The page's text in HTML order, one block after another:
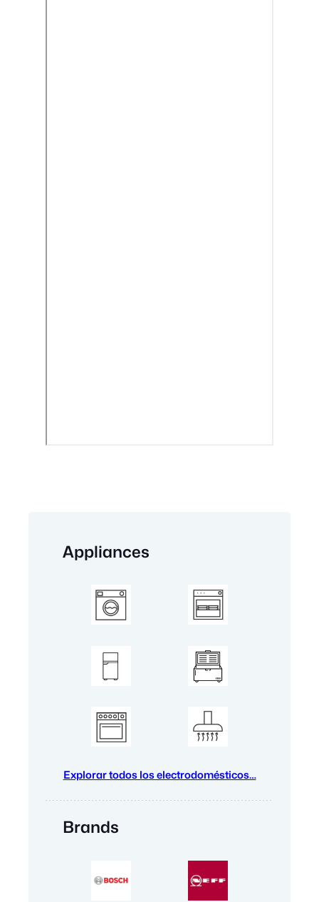
Appliances
Explorar todos los electrodomésticos…
Brands